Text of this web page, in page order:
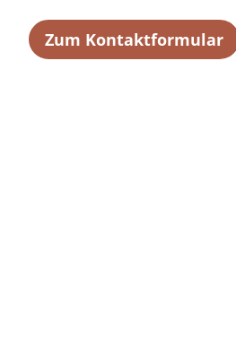
Zum Kontaktformular